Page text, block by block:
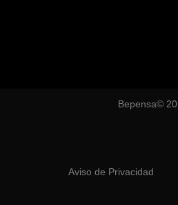
Bepensa©
Aviso de Privacidad